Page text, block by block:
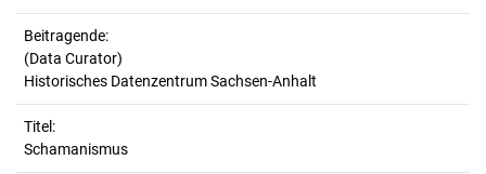
Beitragende:
(Data Curator)
Historisches Datenzentrum Sachsen-Anhalt
Titel:
Schamanismus